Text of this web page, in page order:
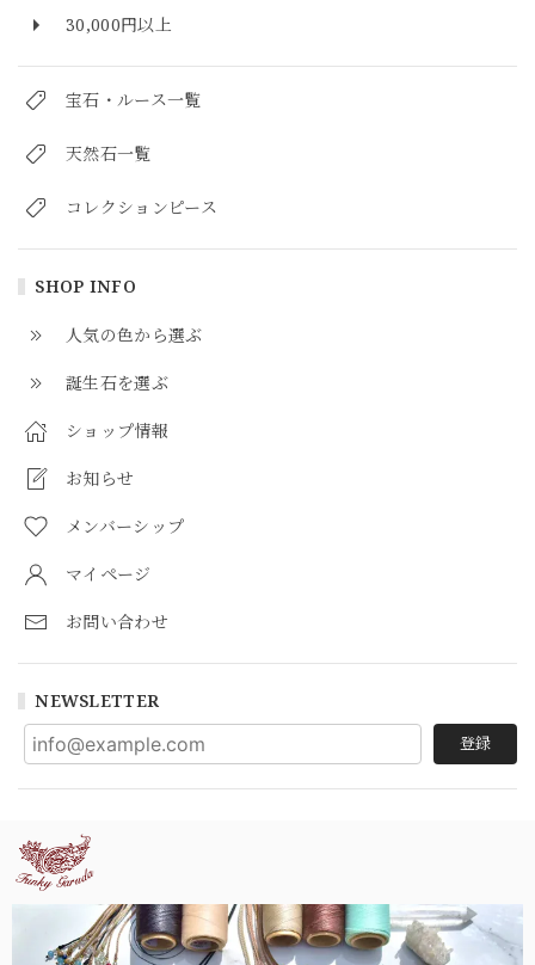
30,000円以上
宝石・ルース一覧
天然石一覧
コレクションピース
SHOP INFO
人気の色から選ぶ
誕生石を選ぶ
ショップ情報
お知らせ
メンバーシップ
マイページ
お問い合わせ
NEWSLETTER
登録